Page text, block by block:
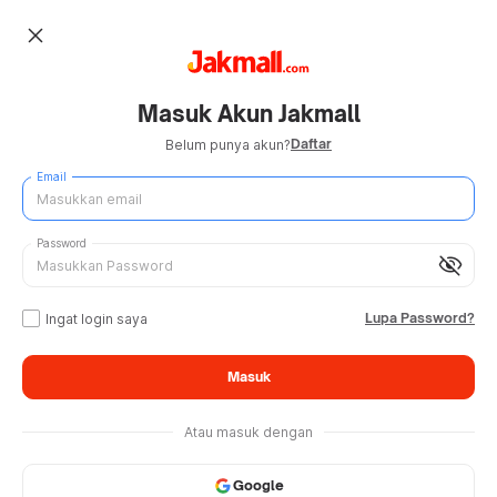
close
Masuk Akun Jakmall
Belum punya akun?Daftar
Email
visibility_off
Password
Ingat login saya Lupa Password?
Masuk
Atau masuk dengan
Google